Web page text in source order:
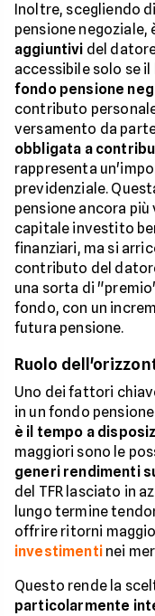
Inoltre, scegliendo
pensione negoziale,
aggiuntivi del
accessibile solo se
fondo pensione
contributo
versamento da
obbligata a
rappresenta
previdenziale.
pensione ancora
capitale investito
finanziari, ma si
contributo del
una sorta di
fondo, con un
futura pensione.
Ruolo
Uno dei fattori
in un fondo
è il tempo a
maggiori sono le
generi rendimenti
del TFR lasciato in
lungo termine
offrire ritorni
investimentinei
Questo rende la
particolarmente